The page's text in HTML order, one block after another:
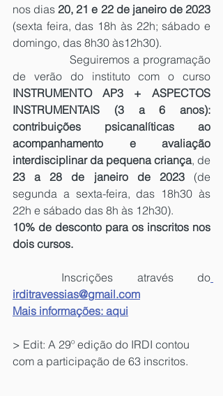
nos dias
(sexta feira, das 18h às 22h; sábado e
domingo, das 8h30 às12h30).
INSTRUMENTO AP3 + ASPECTOS
INSTRUMENTAIS (3 a 6 anos):
contribuições psicanalíticas ao
acompanhamento e avaliação
interdisciplinar da pequena criança
23 a 28 de janeiro de 2023 (de
segunda a sexta-feira, das 18h30 às
22h e sábado das 8h às 12h30).
10% de desconto para os inscritos nos
dois cursos.
	Inscrições através do
irditravessias@gmail.com
Mais informações: aqui
> Edit: A 29º edição do IRDI contou
com a participação de 63 inscritos.